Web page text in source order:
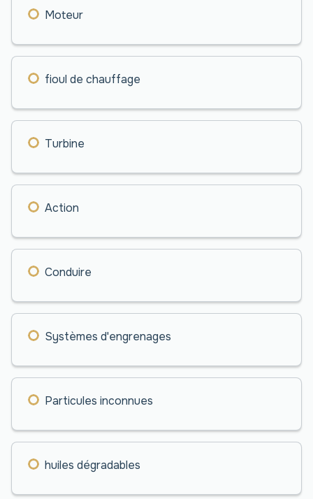
Moteur
fioul de chauffage
Turbine
Action
Conduire
Systèmes d'engrenages
Particules inconnues
huiles dégradables